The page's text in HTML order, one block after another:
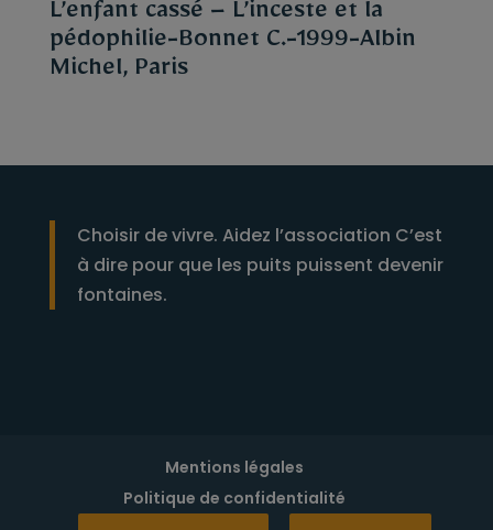
L’enfant cassé – L’inceste et la
pédophilie-Bonnet C.-1999-Albin
Michel, Paris
Choisir de vivre. Aidez l’association C’est
à dire pour que les puits puissent devenir
fontaines.
Mentions légales
Politique de confidentialité